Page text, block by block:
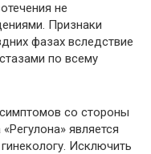
не
Признаки
фазах вследствие
по всему
со стороны
является
Исключить